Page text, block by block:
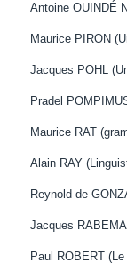
Antoine OUINDÉ
Maurice PIRON
Jacques POHL
Pradel
Maurice RAT
Alain RAY
Reynold de
Jacques
Paul ROBERT